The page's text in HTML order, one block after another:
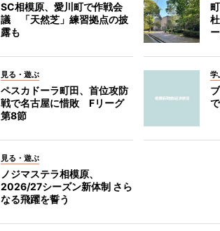
SC相模原、愛川町で作戦会
議 「天然芝」練習拠点の披
露も
見る・遊ぶ
ペスカドーラ町田、首位攻防
戦で名古屋に惜敗 Fリーグ
第8節
学
見る・遊ぶ
ノジマステラ相模原、
2026/27シーズン新体制 さら
なる飛躍を誓う